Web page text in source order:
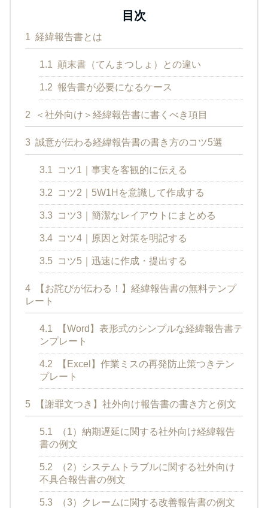
目次
1 経緯報告書とは
1.1 顛末書（てんまつしょ）との違い
1.2 報告書が必要になるケース
2 ＜社外向け＞経緯報告書に書くべき項目
3 誠意が伝わる経緯報告書の書き方のコツ5選
3.1 コツ1｜事実を客観的に伝える
3.2 コツ2｜5W1Hを意識して作成する
3.3 コツ3｜簡潔なレイアウトにまとめる
3.4 コツ4｜原因と対策を明記する
3.5 コツ5｜迅速に作成・提出する
4
【お詫びが伝わる！】経緯報告書の無料テンプ
レート
4.1
【Word】表形式のシンプルな経緯報告書テ
ンプレート
4.2
【Excel】作業ミスの再発防止策つきテン
プレート
5 【謝罪文つき】社外向け報告書の書き方と例文
5.1
（1）納期遅延に関する社外向け経緯報告
書の例文
5.2
（2）システムトラブルに関する社外向け
不具合報告書の例文
5.3 （3）クレームに関する改善報告書の例文